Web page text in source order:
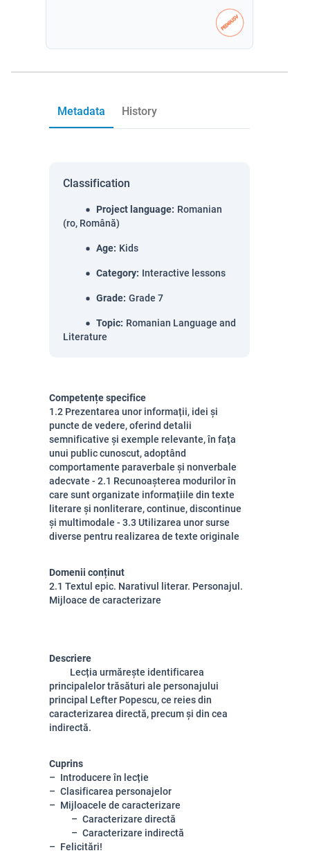
Metadata History
Classification
Project language: Romanian
(ro, Română)
Age: Kids
Category: Interactive lessons
Grade: Grade 7
Topic: Romanian Language and
Literature
Competențe specifice
1.2 Prezentarea unor informații, idei și
puncte de vedere, oferind detalii
semnificative și exemple relevante, în fața
unui public cunoscut, adoptând
comportamente paraverbale și nonverbale
adecvate - 2.1 Recunoașterea modurilor în
care sunt organizate informațiile din texte
literare și nonliterare, continue, discontinue
și multimodale - 3.3 Utilizarea unor surse
diverse pentru realizarea de texte originale
Domenii conținut
2.1 Textul epic. Narativul literar. Personajul.
Mijloace de caracterizare
Descriere
Lecția urmărește identificarea
principalelor trăsături ale personajului
principal Lefter Popescu, ce reies din
caracterizarea directă, precum și din cea
indirectă.
Cuprins
Introducere în lecție
Clasificarea personajelor
Mijloacele de caracterizare
Caracterizare directă
Caracterizare indirectă
Felicitări!